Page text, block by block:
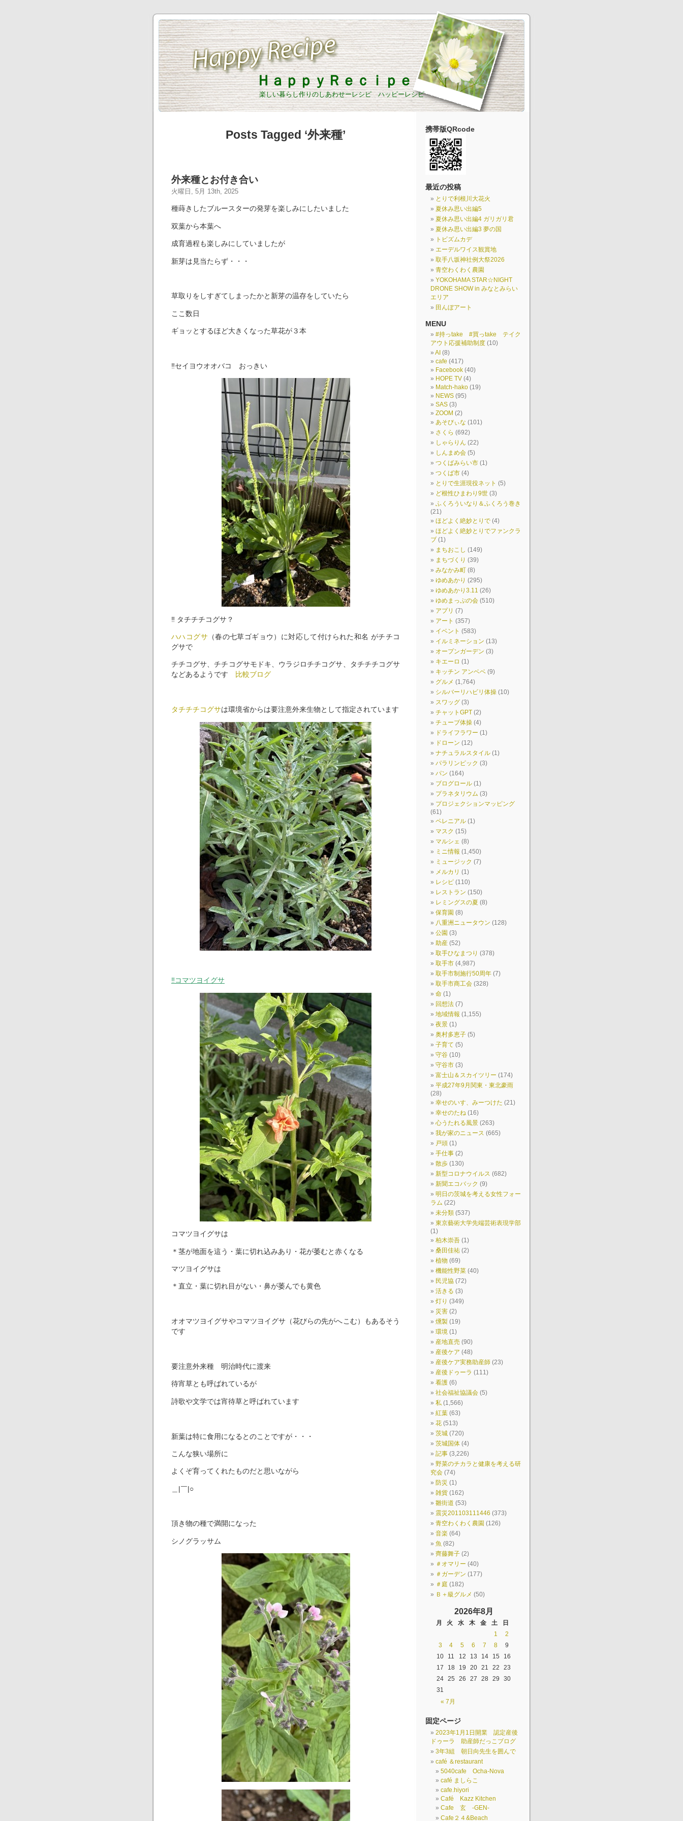
ＨａｐｐｙＲｅｃｉｐｅ
楽しい暮らし作りのしあわせーレシピ ハッピーレシピ
Posts Tagged ‘外来種’
外来種とお付き合い
火曜日, 5月 13th, 2025
種蒔きしたブルースターの発芽を楽しみにしたいました
双葉から本葉へ
成育過程も楽しみにしていましたが
新芽は見当たらず・・・
草取りをしすぎてしまったかと新芽の温存をしていたら
ここ数日
ギョッとするほど大きくなった草花が３本
‼︎セイヨウオオバコ おっきい
‼︎ タチチチコグサ？
ハハコグサ（春の七草ゴギョウ）に対応して付けられた和名 がチチコ
グサで
チチコグサ、チチコグサモドキ、ウラジロチチコグサ、タチチチコグサ
などあるようです
比較ブログ
タチチチコグサは環境省からは要注意外来生物として指定されています
‼︎コマツヨイグサ
コマツヨイグサは
＊茎が地面を這う・葉に切れ込みあり・花が萎むと赤くなる
マツヨイグサは
＊直立・葉に切れ目がない・鼻が萎んでも黄色
オオマツヨイグサやコマツヨイグサ（花びらの先がへこむ）もあるそう
です
要注意外来種 明治時代に渡来
待宵草とも呼ばれているが
詩歌や文学では宵待草と呼ばれています
新葉は特に食用になるとのことですが・・・
こんな狭い場所に
よくぞ育ってくれたものだと思いながら
＿|￣|○
頂き物の種で満開になった
シノグラッサム
携帯版QRcode
最近の投稿
とりで利根川大花火
夏休み思い出編5
夏休み思い出編4 ガリガリ君
夏休み思い出編3 夢の国
トビズムカデ
エーデルワイス観賞地
取手八坂神社例大祭2026
青空わくわく農園
YOKOHAMA STAR☆NIGHT
DRONE SHOW in みなとみらい
エリア
田んぼアート
MENU
#持っtake #買っtake テイク
アウト応援補助制度 (10)
AI (8)
cafe (417)
Facebook (40)
HOPE TV (4)
Match-hako (19)
NEWS (95)
SAS (3)
ZOOM (2)
あそびぃな (101)
さくら (692)
しゃらりん (22)
しんまめ会 (5)
つくばみらい市 (1)
つくば市 (4)
とりで生涯現役ネット (5)
ど根性ひまわり9世 (3)
ふくろういなり＆ふくろう巻き
(21)
ほどよく絶妙とりで (4)
ほどよく絶妙とりでファンクラ
ブ (1)
まちおこし (149)
まちづくり (39)
みなかみ町 (8)
ゆめあかり (295)
ゆめあかり3.11 (26)
ゆめまっぷの会 (510)
アプリ (7)
アート (357)
イベント (583)
イルミネーション (13)
オープンガーデン (3)
キエーロ (1)
キッチン アンベベ (9)
グルメ (1,764)
シルバーリハビリ体操 (10)
スワッグ (3)
チャットGPT (2)
チューブ体操 (4)
ドライフラワー (1)
ドローン (12)
ナチュラルスタイル (1)
パラリンピック (3)
パン (164)
ブログロール (1)
プラネタリウム (3)
プロジェクションマッピング
(61)
ペレニアル (1)
マスク (15)
マルシェ (8)
ミニ情報 (1,450)
ミュージック (7)
メルカリ (1)
レシピ (110)
レストラン (150)
レミングスの夏 (8)
保育園 (8)
八重洲ニュータウン (128)
公園 (3)
助産 (52)
取手ひなまつり (378)
取手市 (4,987)
取手市制施行50周年 (7)
取手市商工会 (328)
命 (1)
回想法 (7)
地域情報 (1,155)
夜景 (1)
奥村多恵子 (5)
子育て (5)
守谷 (10)
守谷市 (3)
富士山＆スカイツリー (174)
平成27年9月関東・東北豪雨
(28)
幸せのいす、みーつけた (21)
幸せのたね (16)
心うたれる風景 (263)
我が家のニュース (665)
戸頭 (1)
手仕事 (2)
散歩 (130)
新型コロナウイルス (682)
新聞エコバック (9)
明日の茨城を考える女性フォー
ラム (22)
未分類 (537)
東京藝術大学先端芸術表現学部
(1)
柏木崇吾 (1)
桑田佳祐 (2)
植物 (69)
機能性野菜 (40)
民児協 (72)
活きる (3)
灯り (349)
災害 (2)
燻製 (19)
環境 (1)
産地直売 (90)
産後ケア (48)
産後ケア実務助産師 (23)
産後ドゥーラ (111)
看護 (6)
社会福祉協議会 (5)
私 (1,566)
紅葉 (63)
花 (513)
茨城 (720)
茨城国体 (4)
記事 (3,226)
野菜のチカラと健康を考える研
究会 (74)
防災 (1)
雑貨 (162)
雛街道 (53)
震災201103111446 (373)
青空わくわく農園 (126)
音楽 (64)
魚 (82)
齊藤舞子 (2)
＃オマリー (40)
＃ガーデン (177)
＃庭 (182)
Ｂ＋級グルメ (50)
2026年8月
月 火 水 木 金 土 日
« 7月
1
2
3
4 5 6 7 8
9
10
11 12 13 14 15
16
17
18 19 20 21 22
23
24 25 26 27 28 29
30
31
固定ページ
2023年1月1日開業 認定産後
ドゥーラ 助産師だっこブログ
3年3組 朝日向先生を囲んで
café ＆restaurant
5040cafe Ocha-Nova
café ましらこ
cafe.hiyori
Café Kazz Kitchen
Cafe 玄 -GEN-
Cafe２４&Beach